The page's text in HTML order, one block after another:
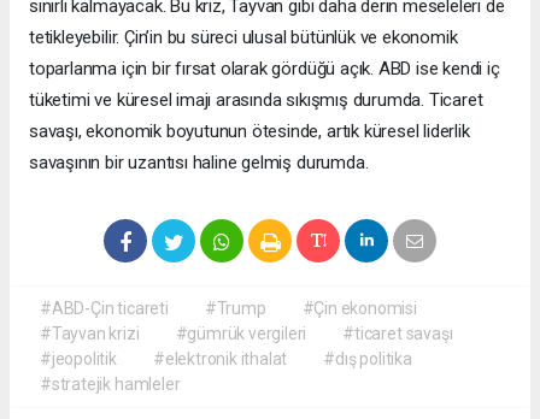
sınırlı kalmayacak. Bu kriz, Tayvan gibi daha derin meseleleri de
tetikleyebilir. Çin’in bu süreci ulusal bütünlük ve ekonomik
toparlanma için bir fırsat olarak gördüğü açık. ABD ise kendi iç
tüketimi ve küresel imajı arasında sıkışmış durumda. Ticaret
savaşı, ekonomik boyutunun ötesinde, artık küresel liderlik
savaşının bir uzantısı haline gelmiş durumda.
#ABD-Çin ticareti #Trump
#Çin ekonomisi
#Tayvan krizi
#gümrük vergileri
#ticaret savaşı
#jeopolitik
#elektronik ithalat
#dış politika
#stratejik hamleler